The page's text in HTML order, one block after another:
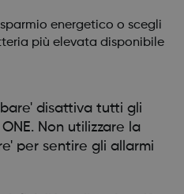
energetico o scegli
più elevata disponibile
disattiva tutti gli
Non utilizzare la
per sentire gli allarmi